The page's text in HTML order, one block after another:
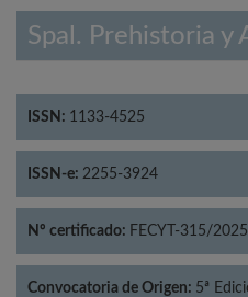
Spal. Prehistoria y
ISSN: 1133-4525
ISSN-e: 2255-3924
Nº certificado: FECYT-315/2025
Convocatoria de Origen: 5ª